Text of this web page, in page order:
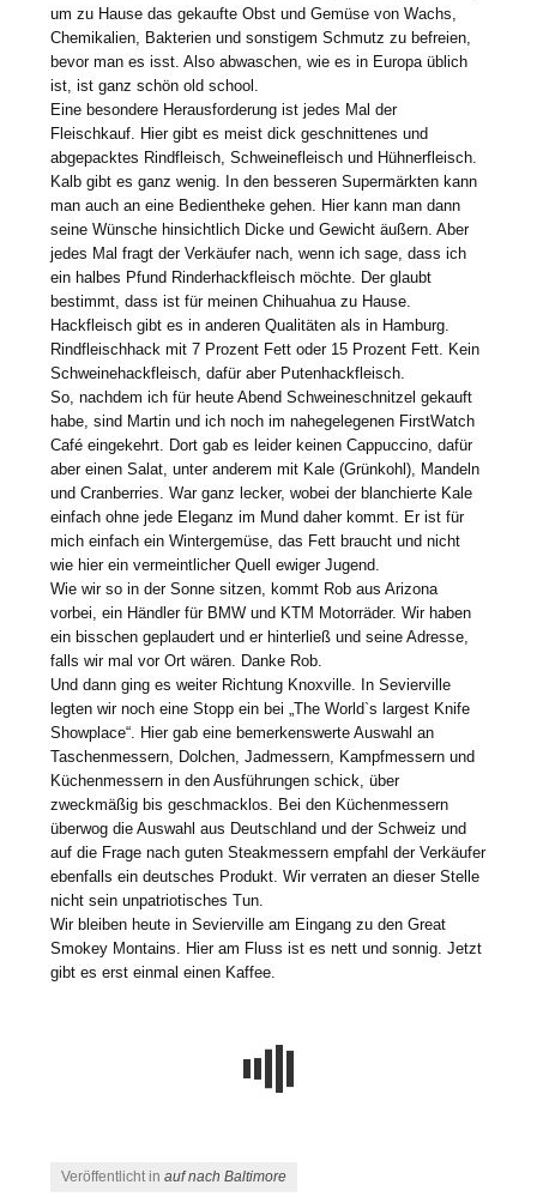
um zu Hause das gekaufte Obst und Gemüse von Wachs,
Chemikalien, Bakterien und sonstigem Schmutz zu befreien,
bevor man es isst. Also abwaschen, wie es in Europa üblich
ist, ist ganz schön old school.
Eine besondere Herausforderung ist jedes Mal der
Fleischkauf. Hier gibt es meist dick geschnittenes und
abgepacktes Rindfleisch, Schweinefleisch und Hühnerfleisch.
Kalb gibt es ganz wenig. In den besseren Supermärkten kann
man auch an eine Bedientheke gehen. Hier kann man dann
seine Wünsche hinsichtlich Dicke und Gewicht äußern. Aber
jedes Mal fragt der Verkäufer nach, wenn ich sage, dass ich
ein halbes Pfund Rinderhackfleisch möchte. Der glaubt
bestimmt, dass ist für meinen Chihuahua zu Hause.
Hackfleisch gibt es in anderen Qualitäten als in Hamburg.
Rindfleischhack mit 7 Prozent Fett oder 15 Prozent Fett. Kein
Schweinehackfleisch, dafür aber Putenhackfleisch.
So, nachdem ich für heute Abend Schweineschnitzel gekauft
habe, sind Martin und ich noch im nahegelegenen FirstWatch
Café eingekehrt. Dort gab es leider keinen Cappuccino, dafür
aber einen Salat, unter anderem mit Kale (Grünkohl), Mandeln
und Cranberries. War ganz lecker, wobei der blanchierte Kale
einfach ohne jede Eleganz im Mund daher kommt. Er ist für
mich einfach ein Wintergemüse, das Fett braucht und nicht
wie hier ein vermeintlicher Quell ewiger Jugend.
Wie wir so in der Sonne sitzen, kommt Rob aus Arizona
vorbei, ein Händler für BMW und KTM Motorräder. Wir haben
ein bisschen geplaudert und er hinterließ und seine Adresse,
falls wir mal vor Ort wären. Danke Rob.
Und dann ging es weiter Richtung Knoxville. In Sevierville
legten wir noch eine Stopp ein bei „The World`s largest Knife
Showplace“. Hier gab eine bemerkenswerte Auswahl an
Taschenmessern, Dolchen, Jadmessern, Kampfmessern und
Küchenmessern in den Ausführungen schick, über
zweckmäßig bis geschmacklos. Bei den Küchenmessern
überwog die Auswahl aus Deutschland und der Schweiz und
auf die Frage nach guten Steakmessern empfahl der Verkäufer
ebenfalls ein deutsches Produkt. Wir verraten an dieser Stelle
nicht sein unpatriotisches Tun.
Wir bleiben heute in Sevierville am Eingang zu den Great
Smokey Montains. Hier am Fluss ist es nett und sonnig. Jetzt
gibt es erst einmal einen Kaffee.
Veröffentlicht inauf nach Baltimore